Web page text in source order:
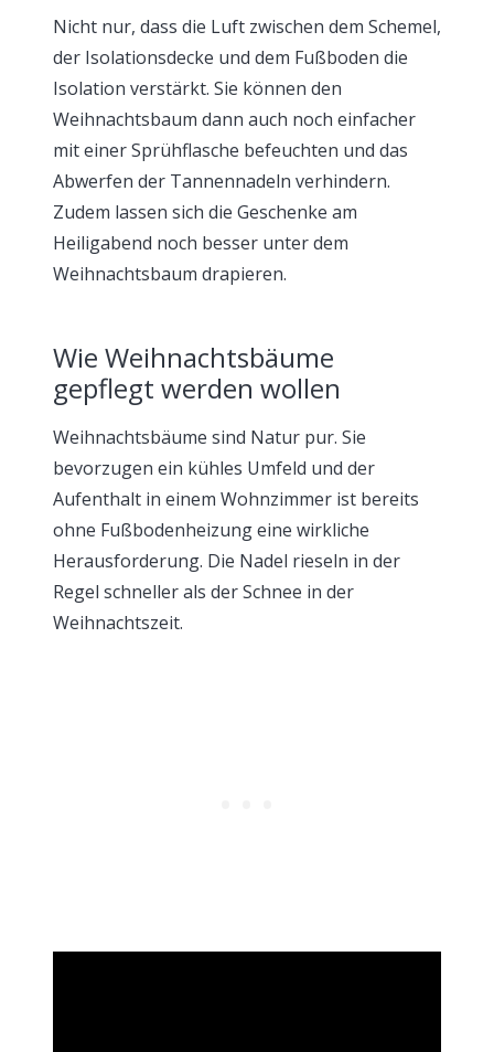
Nicht nur, dass die Luft zwischen dem Schemel,
der Isolationsdecke und dem Fußboden die
Isolation verstärkt. Sie können den
Weihnachtsbaum dann auch noch einfacher
mit einer Sprühflasche befeuchten und das
Abwerfen der Tannennadeln verhindern.
Zudem lassen sich die Geschenke am
Heiligabend noch besser unter dem
Weihnachtsbaum drapieren.
Wie Weihnachtsbäume
gepflegt werden wollen
Weihnachtsbäume sind Natur pur. Sie
bevorzugen ein kühles Umfeld und der
Aufenthalt in einem Wohnzimmer ist bereits
ohne Fußbodenheizung eine wirkliche
Herausforderung. Die Nadel rieseln in der
Regel schneller als der Schnee in der
Weihnachtszeit.